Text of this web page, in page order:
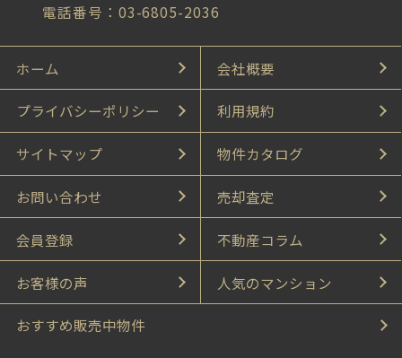
電話番号：03-6805-2036
ホーム 会社概要
プライバシーポリシー 利用規約
サイトマップ 物件カタログ
お問い合わせ 売却査定
会員登録 不動産コラム
お客様の声 人気のマンション
おすすめ販売中物件